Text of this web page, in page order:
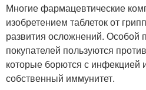
Многие фармацевтические
изобретением таблеток от
развития осложнений. Особой
покупателей пользуются
которые борются с инфекцией
собственный иммунитет.